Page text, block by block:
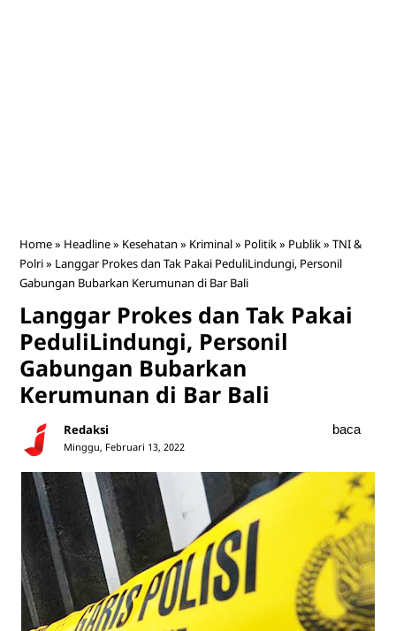
Home» Headline» Kesehatan » Kriminal» Politik» Publik» TNI &
Polri» Langgar Prokes dan Tak Pakai PeduliLindungi, Personil
Gabungan Bubarkan Kerumunan di Bar Bali
Langgar Prokes dan Tak Pakai
PeduliLindungi, Personil
Gabungan Bubarkan
Kerumunan di Bar Bali
Redaksi
Minggu, Februari 13, 2022
baca